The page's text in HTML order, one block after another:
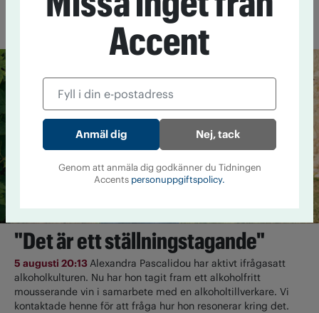
Mer från Accent
"Det är ett ställningstagande"
5 augusti 20:13Alexandra Pascalidou har aktivt ifrågasatt
alkoholkulturen. Nu har hon tagit fram ett alkoholfritt
mousserande vin i samarbete med en alkoholtillverkare. Vi
kontaktade henne för att fråga hur hon resonerar kring det.
Accent
Nej, tack
Genom att anmäla dig godkänner du Tidningen
Accents personuppgiftspolicy.